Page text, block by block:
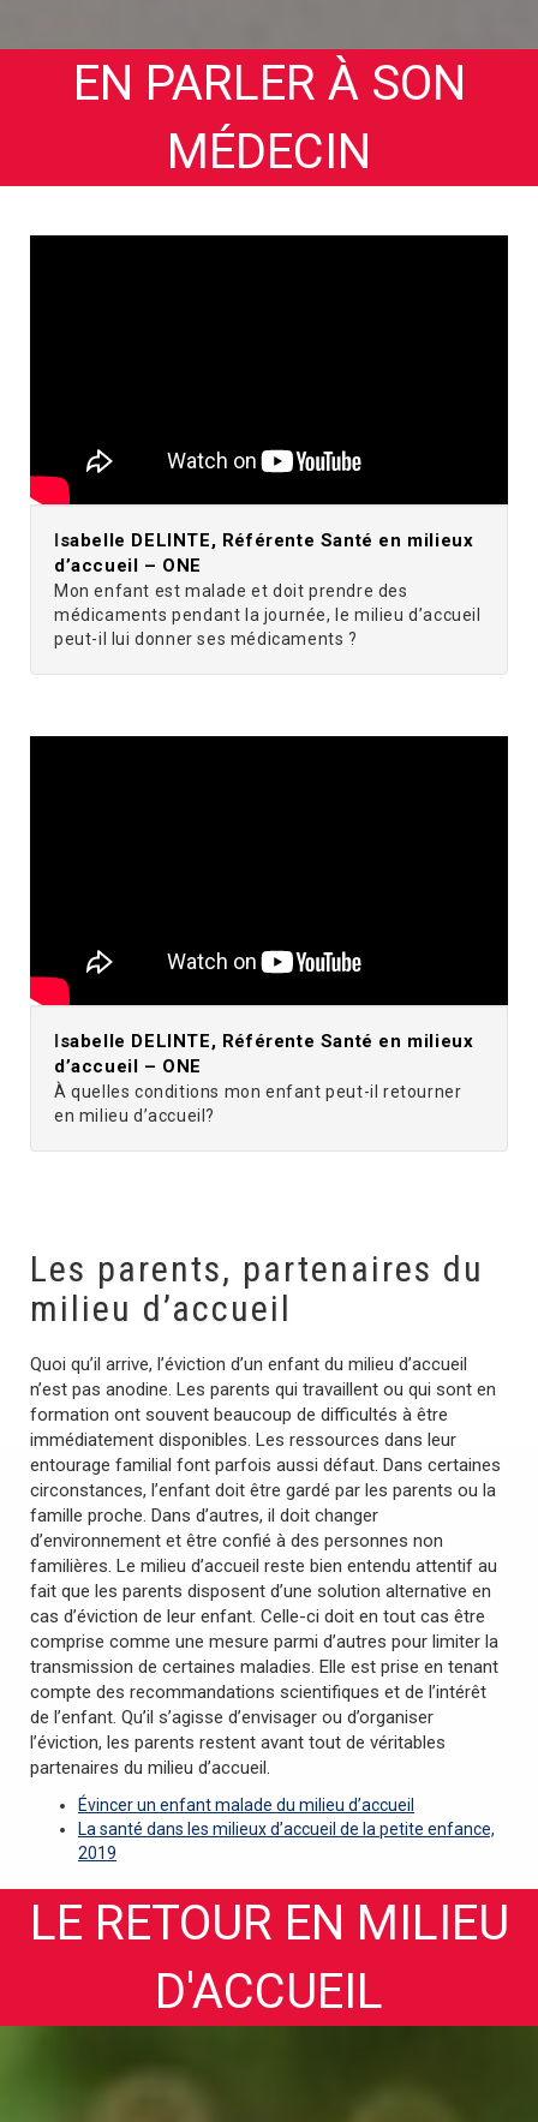
EN PARLER À SON
MÉDECIN
Isabelle DELINTE, Référente Santé en milieux
d’accueil – ONE
Mon enfant est malade et doit prendre des
médicaments pendant la journée, le milieu d’accueil
peut-il lui donner ses médicaments ?
Isabelle DELINTE, Référente Santé en milieux
d’accueil – ONE
À quelles conditions mon enfant peut-il retourner
en milieu d’accueil?
Les parents, partenaires du
milieu d’accueil
Quoi qu’il arrive, l’éviction d’un enfant du milieu d’accueil
n’est pas anodine. Les parents qui travaillent ou qui sont en
formation ont souvent beaucoup de difficultés à être
immédiatement disponibles. Les ressources dans leur
entourage familial font parfois aussi défaut. Dans certaines
circonstances, l’enfant doit être gardé par les parents ou la
famille proche. Dans d’autres, il doit changer
d’environnement et être confié à des personnes non
familières. Le milieu d’accueil reste bien entendu attentif au
fait que les parents disposent d’une solution alternative en
cas d’éviction de leur enfant. Celle-ci doit en tout cas être
comprise comme une mesure parmi d’autres pour limiter la
transmission de certaines maladies. Elle est prise en tenant
compte des recommandations scientifiques et de l’intérêt
de l’enfant. Qu’il s’agisse d’envisager ou d’organiser
l’éviction, les parents restent avant tout de véritables
partenaires du milieu d’accueil.
Évincer un enfant malade du milieu d’accueil
La santé dans les milieux d’accueil de la petite enfance,
2019
LE RETOUR EN MILIEU
D'ACCUEIL